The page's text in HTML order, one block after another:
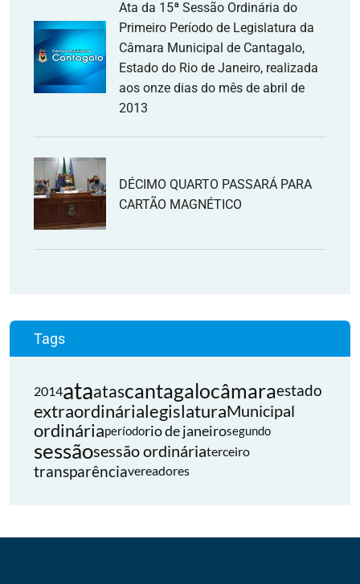
Ata da 15ª Sessão Ordinária do
Primeiro Período de Legislatura da
Câmara Municipal de Cantagalo,
Estado do Rio de Janeiro, realizada
aos onze dias do mês de abril de
2013
DÉCIMO QUARTO PASSARÁ PARA
CARTÃO MAGNÉTICO
Tags
2014ataatascantagalocâmaraestado
extraordinárialegislaturaMunicipal
ordináriaperíodorio de janeirosegundo
sessãosessão ordináriaterceiro
transparênciavereadores